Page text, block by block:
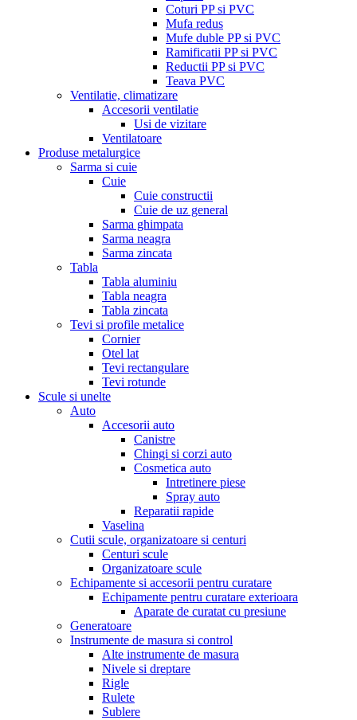
Coturi PP si PVC
Mufa redus
Mufe duble PP si PVC
Ramificatii PP si PVC
Reductii PP si PVC
Teava PVC
Ventilatie, climatizare
Accesorii ventilatie
Usi de vizitare
Ventilatoare
Produse metalurgice
Sarma si cuie
Cuie
Cuie constructii
Cuie de uz general
Sarma ghimpata
Sarma neagra
Sarma zincata
Tabla
Tabla aluminiu
Tabla neagra
Tabla zincata
Tevi si profile metalice
Cornier
Otel lat
Tevi rectangulare
Tevi rotunde
Scule si unelte
Auto
Accesorii auto
Canistre
Chingi si corzi auto
Cosmetica auto
Intretinere piese
Spray auto
Reparatii rapide
Vaselina
Cutii scule, organizatoare si centuri
Centuri scule
Organizatoare scule
Echipamente si accesorii pentru curatare
Echipamente pentru curatare exterioara
Aparate de curatat cu presiune
Generatoare
Instrumente de masura si control
Alte instrumente de masura
Nivele si dreptare
Rigle
Rulete
Sublere